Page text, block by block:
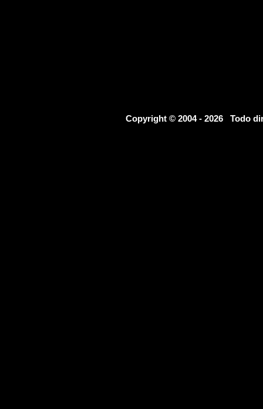
Copyright © 2004 - 2026 Todo